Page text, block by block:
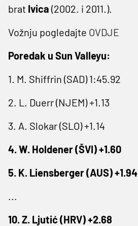
brat Ivica (2002. i 2011.).
Vožnju pogledajte OVDJE
Poredak u Sun Valleyu:
1. M. Shiffrin (SAD) 1:45.92
2. L. Duerr (NJEM) +1.13
3. A. Slokar (SLO) +1.14
4. W. Holdener (ŠVI) +1.60
5. K. Liensberger (AUS) +1.94
...
10. Z. Ljutić (HRV) +2.68